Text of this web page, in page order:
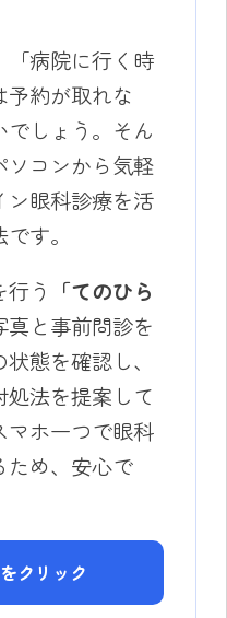
「病院に行く時
約が取れな
しょう。そん
ソコンから気軽
ン眼科診療を活
す。
う
「てのひら
真と事前問診を
態を確認し、
法を提案して
マホ一つで眼科
ため、安心で
クリック